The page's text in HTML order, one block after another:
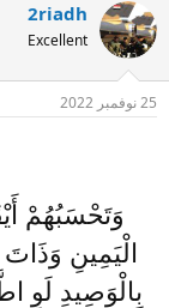
2riadh
Excellent
25 نوفمبر 2022
وَتَحْسَبُهُمْ
الْيَمِينِ
بِالْوَصِيدِ لَوِ